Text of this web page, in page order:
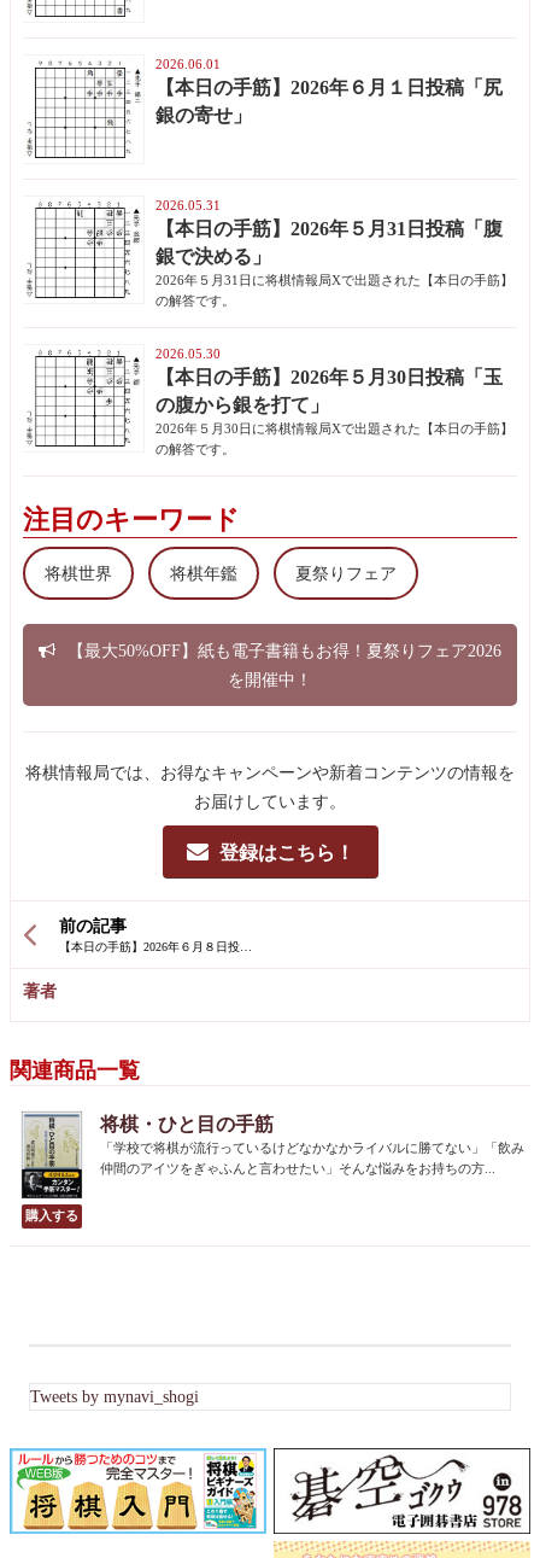
2026.06.01
【本日の手筋】2026年６月１日投稿「尻
銀の寄せ」
2026.05.31
【本日の手筋】2026年５月31日投稿「腹
銀で決める」
2026年５月31日に将棋情報局Xで出題された【本日の手筋】
の解答です。
2026.05.30
【本日の手筋】2026年５月30日投稿「玉
の腹から銀を打て」
2026年５月30日に将棋情報局Xで出題された【本日の手筋】
の解答です。
注目のキーワード
将棋世界 将棋年鑑 夏祭りフェア
【最大50%OFF】紙も電子書籍もお得！夏祭りフェア2026
を開催中！
将棋情報局では、お得なキャンペーンや新着コンテンツの情報を
お届けしています。
登録はこちら！
前の記事
著者
関連商品一覧
将棋・ひと目の手筋
「学校で将棋が流行っているけどなかなかライバルに勝てない」「飲み
仲間のアイツをぎゃふんと言わせたい」そんな悩みをお持ちの方...
Tweets by mynavi_shogi